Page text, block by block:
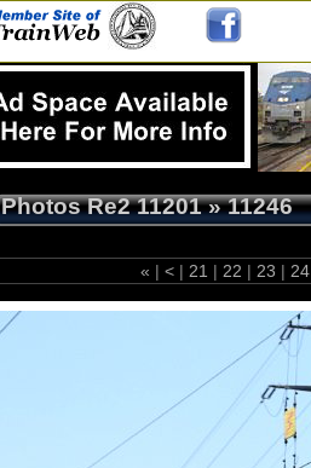
Photos Re2 11201»11246
« | < | 21 | 22 | 23 | 24